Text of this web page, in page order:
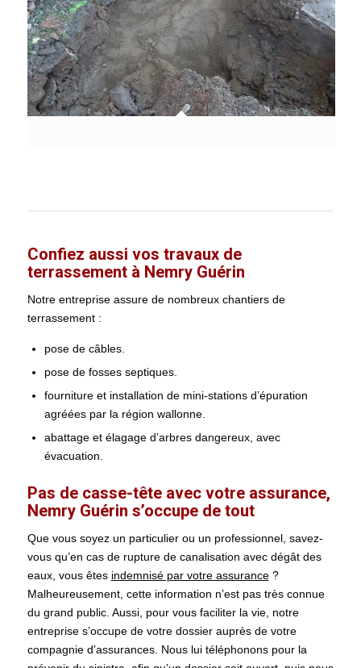
Confiez aussi vos travaux de
terrassement à Nemry Guérin
Notre entreprise assure de nombreux chantiers de
terrassement :
pose de câbles.
pose de fosses septiques.
fourniture et installation de mini-stations d’épuration
agréées par la région wallonne.
abattage et élagage d’arbres dangereux, avec
évacuation.
Pas de casse-tête avec votre assurance,
Nemry Guérin s’occupe de tout
Que vous soyez un particulier ou un professionnel, savez-
vous qu’en cas de rupture de canalisation avec dégât des
eaux, vous êtes indemnisé par votre assurance?
Malheureusement, cette information n’est pas très connue
du grand public. Aussi, pour vous faciliter la vie, notre
entreprise s’occupe de votre dossier auprès de votre
compagnie d’assurances. Nous lui téléphonons pour la